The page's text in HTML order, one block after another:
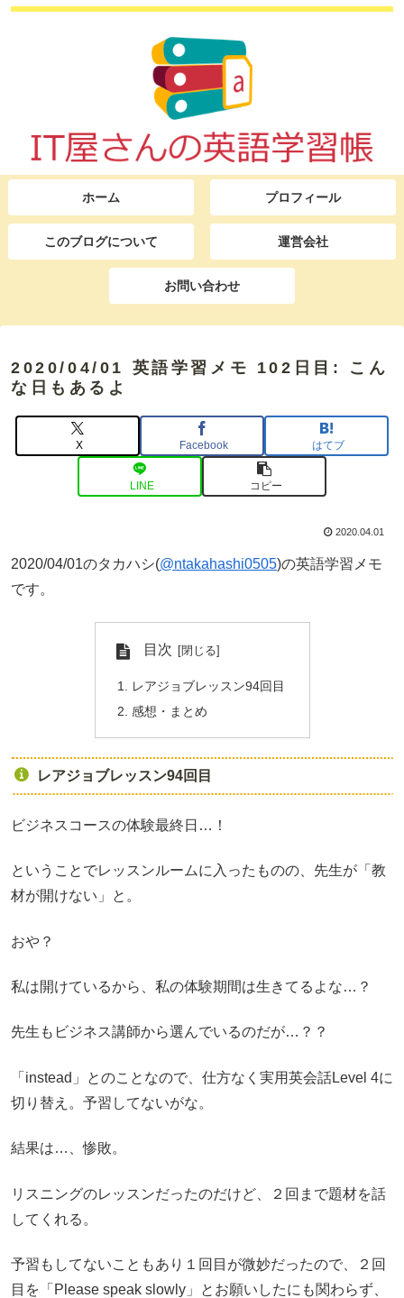
ホーム プロフィール
このブログについて 運営会社
お問い合わせ
2020/04/01 英語学習メモ 102日目: こん
な日もあるよ
X Facebook はてブ
LINE コピー
2020.04.01
2020/04/01のタカハシ(@ntakahashi0505)の英語学習メモ
です。
目次
レアジョブレッスン94回目
感想・まとめ
レアジョブレッスン94回目
ビジネスコースの体験最終日…！
ということでレッスンルームに入ったものの、先生が「教
材が開けない」と。
おや？
私は開けているから、私の体験期間は生きてるよな…？
先生もビジネス講師から選んでいるのだが…？？
「instead」とのことなので、仕方なく実用英会話Level 4に
切り替え。予習してないがな。
結果は…、惨敗。
リスニングのレッスンだったのだけど、２回まで題材を話
してくれる。
予習もしてないこともあり１回目が微妙だったので、２回
目を「Please speak slowly」とお願いしたにも関わらず、